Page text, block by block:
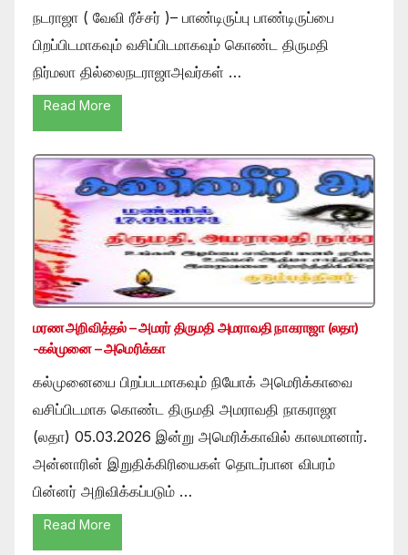
நடராஜா ( வேவி ரீச்சர் )– பாண்டிருப்பு பாண்டிருப்பை
பிறப்பிடமாகவும் வசிப்பிடமாகவும் கொண்ட திருமதி
நிர்மலா தில்லைநடராஜாஅவர்கள் …
Read More
மரண அறிவித்தல் – அமரர் திருமதி அமராவதி நாகராஜா (லதா)
-கல்முனை – அமெரிக்கா
கல்முனையை பிறப்படமாகவும் நியோக் அமெரிக்காவை
வசிப்பிடமாக கொண்ட திருமதி அமராவதி நாகராஜா
(லதா) 05.03.2026 இன்று அமெரிக்காவில் காலமானார்.
அன்னாரின் இறுதிக்கிரியைகள் தொடர்பான விபரம்
பின்னர் அறிவிக்கப்படும் …
Read More